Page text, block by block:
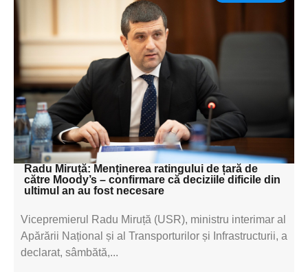
Adaugă aici textul pentru
subtitluAdaugă aici
textul pentru
subtitluAdaugă aici
textul pentru
subtitluAdaugă aici
textul pentru subti
Radu Miruță: Menținerea ratingului de țară de
către Moody’s – confirmare că deciziile dificile din
ultimul an au fost necesare
Vicepremierul Radu Miruță (USR), ministru interimar al
Apărării Național și al Transporturilor și Infrastructurii, a
declarat, sâmbătă,...